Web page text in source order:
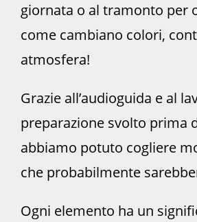
giornata o al tramonto per
come cambiano colori,
atmosfera!
Grazie all’audioguida e al
preparazione svolto prima
abbiamo potuto cogliere
che probabilmente
Ogni elemento ha un